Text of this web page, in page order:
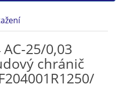
25/0,03
chránič